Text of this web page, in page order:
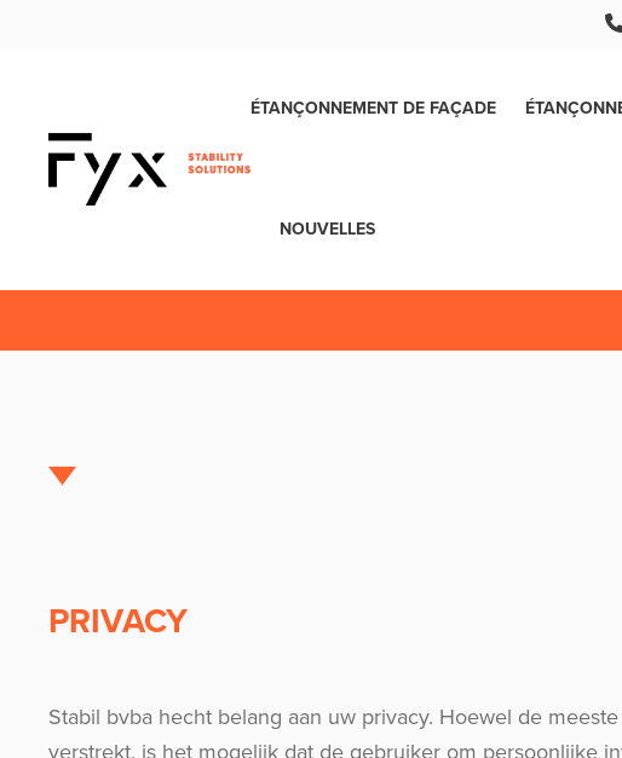
ÉTANÇONNEMENT DE FAÇADE
NOUVELLES
PRIVACY
Stabil bvba hecht belang aan uw privacy. Hoewel de
verstrekt, is het mogelijk dat de gebruiker om persoonlijke